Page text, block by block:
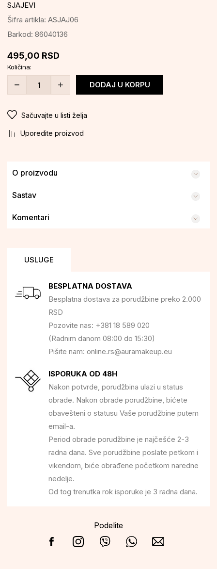
SJAJEVI
Šifra artikla: ASJAJ06
Barkod: 86040136
495,00 RSD
Količina:
DODAJ U KORPU
Sačuvajte u listi želja
Uporedite proizvod
O proizvodu
Sastav
Komentari
USLUGE
BESPLATNA DOSTAVA
Besplatna dostava za porudžbine preko 2.000
RSD
Pozovite nas: +381 18 589 020
(Radnim danom 08:00 do 15:30)
Pišite nam: online.rs@auramakeup.eu
ISPORUKA OD 48H
Nakon potvrde, porudžbina ulazi u status
obrade. Nakon obrade porudžbine, bićete
obavešteni o statusu Vaše porudžbine putem
email-a.
Period obrade porudžbine je najčešće 2-3
radna dana. Sve porudžbine poslate petkom i
vikendom, biće obrađene početkom naredne
nedelje.
Od tog trenutka rok isporuke je 3 radna dana.
Podelite